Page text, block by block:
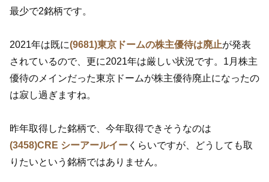
最少で2銘柄です。
2021年は既に(9681)東京ドームの株主優待は廃止が発表
されているので、更に2021年は厳しい状況です。1月株主
優待のメインだった東京ドームが株主優待廃止になったの
は寂し過ぎますね。
昨年取得した銘柄で、今年取得できそうなのは
(3458)CRE シーアールイー くらいですが、どうしても取
りたいという銘柄ではありません。